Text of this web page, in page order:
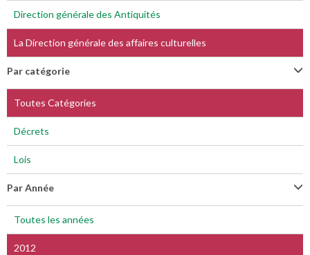
Direction générale des Antiquités
La Direction générale des affaires culturelles
Par catégorie
Toutes Catégories
Décrets
Lois
Par Année
Toutes les années
2012